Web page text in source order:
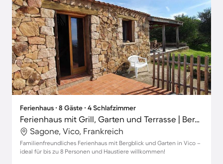
Ferienhaus ∙ 8 Gäste ∙ 4 Schlafzimmer
Ferienhaus mit Grill, Garten und Terrasse | Bergblick | Ideal für Homeoffice
Sagone, Vico, Frankreich
Familienfreundliches Ferienhaus mit Bergblick und Garten in Vico –
ideal für bis zu 8 Personen und Haustiere willkommen!